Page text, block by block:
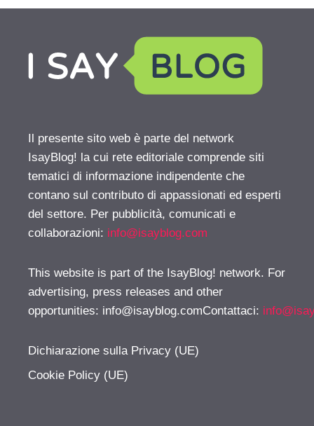
Il presente sito web è parte del network
IsayBlog! la cui rete editoriale comprende siti
tematici di informazione indipendente che
contano sul contributo di appassionati ed esperti
del settore. Per pubblicità, comunicati e
collaborazioni: info@isayblog.com
This website is part of the IsayBlog! network. For
advertising, press releases and other
opportunities: info@isayblog.comContattaci:
Dichiarazione sulla Privacy (UE)
Cookie Policy (UE)